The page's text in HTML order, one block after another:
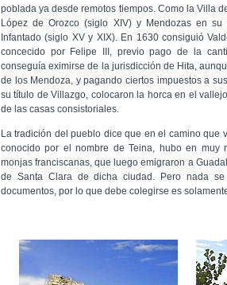
poblada ya desde remotos tiempos. Como la Villa
López de Orozco (siglo XIV) y Mendozas en
Infantado (siglo XV y XIX). En 1630 consiguió
con­cecido por Felipe III, previo pago de la
conseguía eximirse de la jurisdicción de Hita,
de los Mendoza, y pagando ciertos impuestos a
su título de Villazgo, colocaron la horca en el
de las casas consistoriales.
La tradición del pueblo dice que en el camino que
conocido por el nombre de Teina, hubo en muy
monjas franciscanas, que luego emigraron a
de Santa Clara de dicha ciudad. Pero nada
documentos, por lo que debe colegirse es